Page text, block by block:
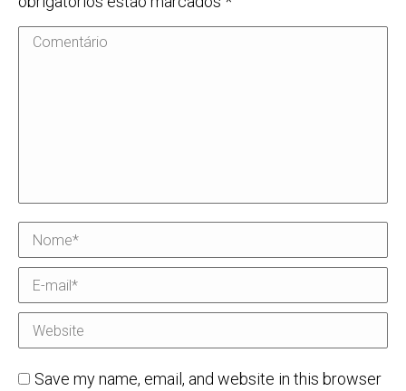
Comentário
Nome *
E-mail *
Website
Save my name, email, and website in this browser